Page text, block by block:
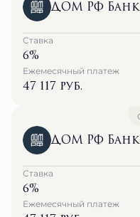
Ставка
6%
Ежемесячный платеж
47 117 руб.
ДОМ РФ Банк
Ставка
6%
Ежемесячный платеж
47 117 руб.